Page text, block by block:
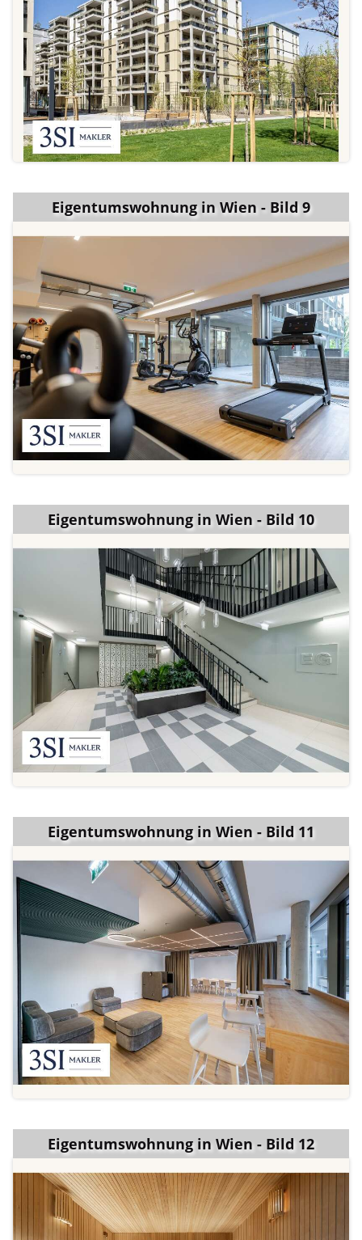
Eigentumswohnung in Wien - Bild 9
Eigentumswohnung in Wien - Bild 10
Eigentumswohnung in Wien - Bild 11
Eigentumswohnung in Wien - Bild 12